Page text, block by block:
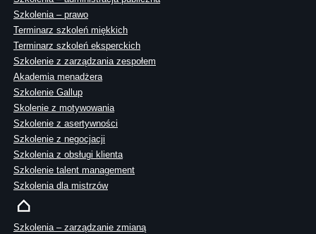
Szkolenia – prawo
Terminarz szkoleń miękkich
Terminarz szkoleń eksperckich
Szkolenie z zarządzania zespołem
Akademia menadżera
Szkolenie Gallup
Skolenie z motywowania
Szkolenie z asertywności
Szkolenie z negocjacji
Szkolenia z obsługi klienta
Szkolenie talent management
Szkolenia dla mistrzów
Szkolenia – zarządzanie zmianą